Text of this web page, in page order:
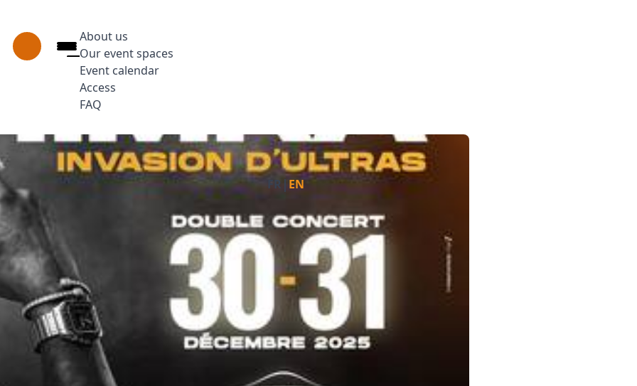
About us
Our event spaces
Event calendar
Access
FAQ
Facebook
Instagram
Linkedin
FR | EN